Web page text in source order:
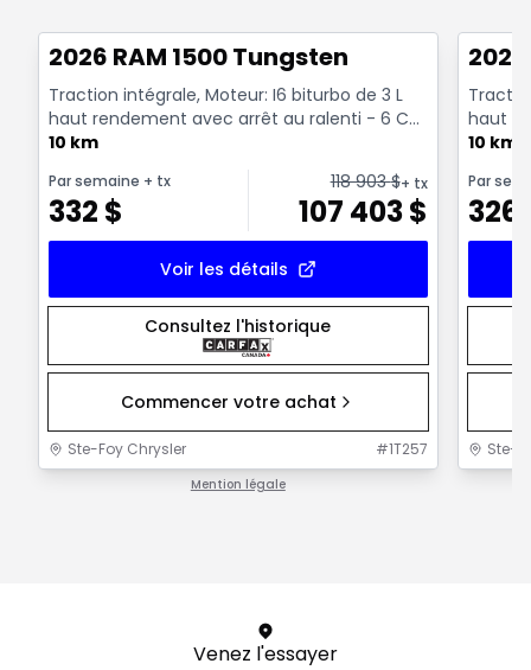
2026 RAM 1500 Tungsten
Traction intégrale, Moteur: I6 biturbo de 3 L
haut rendement avec arrêt au ralenti - 6 Cyl.
- Essenc...
10 km
Par semaine + tx
332 $
118 903$+ tx
107 403$
Voir les détails
Consultez l'historique
Commencer votre achat
Ste-Foy Chrysler #1T257
Mention légale
haut
-
10 km
Par
326
Ste-
Venez l'essayer